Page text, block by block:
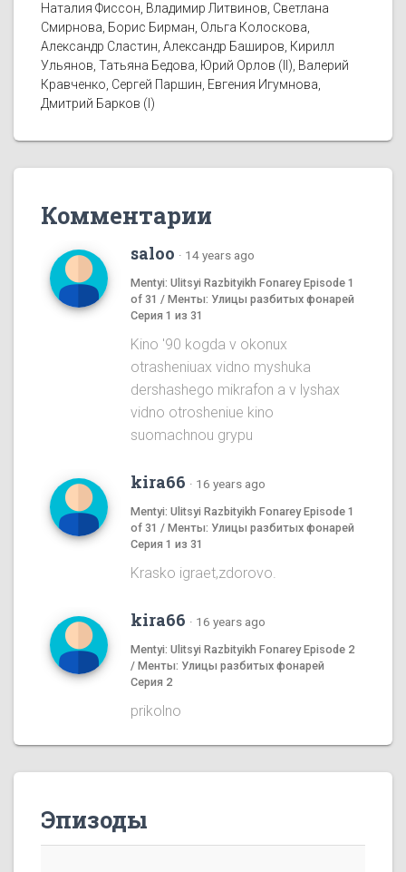
Наталия Фиссон, Владимир Литвинов, Светлана
Смирнова, Борис Бирман, Ольга Колоскова,
Александр Сластин, Александр Баширов, Кирилл
Ульянов, Татьяна Бедова, Юрий Орлов (II), Валерий
Кравченко, Сергей Паршин, Евгения Игумнова,
Дмитрий Барков (I)
Комментарии
saloo · 14 years ago
Mentyi: Ulitsyi Razbityikh Fonarey Episode 1
of 31 / Менты: Улицы разбитых фонарей
Серия 1 из 31
Kino '90 kogda v okonux
otrasheniuax vidno myshuka
dershashego mikrafon a v lyshax
vidno otrosheniue kino
suomachnou grypu
kira66 · 16 years ago
Mentyi: Ulitsyi Razbityikh Fonarey Episode 1
of 31 / Менты: Улицы разбитых фонарей
Серия 1 из 31
Krasko igraet,zdorovo.
kira66 · 16 years ago
Mentyi: Ulitsyi Razbityikh Fonarey Episode 2
/ Менты: Улицы разбитых фонарей
Серия 2
prikolno
Эпизоды